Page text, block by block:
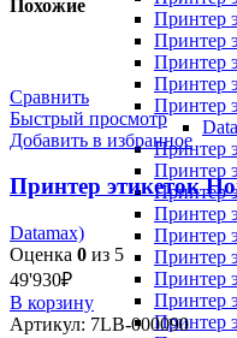
Принтер
Принтер
Принтер
Принтер
Принтер
Принтер
Принтер
Принтер
Принтер
Принтер
Принтер
Принтер
Принтер
Принтер
Похожие
Сравнить
Быстрый просмотр
Добавить в избранное
Принтер этикеток
Datamax)
Оценка 0 из 5
49'930₽
В корзину
Артикул: 7LB-000090